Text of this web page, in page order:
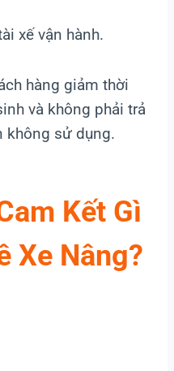
xế vận hành.
hàng giảm thời
và không phải trả
không sử dụng.
Kết Gì
Xe Nâng?